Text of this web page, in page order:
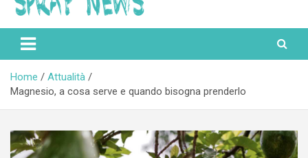
Spraynews.it
Home
Attualità
Magnesio, a cosa serve e quando bisogna prenderlo